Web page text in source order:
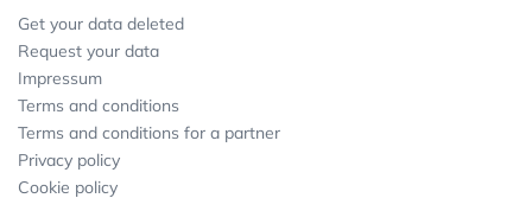
Get your data deleted
Request your data
Impressum
Terms and conditions
Terms and conditions for a partner
Privacy policy
Cookie policy